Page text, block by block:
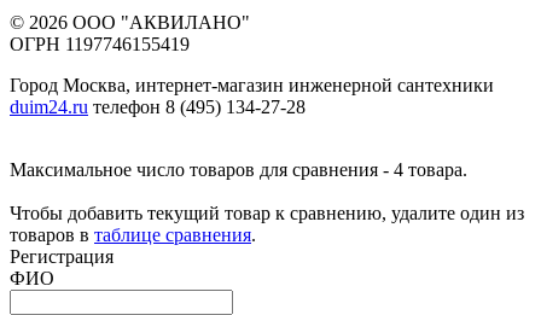
© 2026 ООО "АКВИЛАНО"
ОГРН 1197746155419
Город Москва, интернет-магазин инженерной сантехники
duim24.ru телефон 8 (495) 134-27-28
Максимальное число товаров для сравнения - 4 товара.
Чтобы добавить текущий товар к сравнению, удалите один из
товаров в таблице сравнения.
Регистрация
ФИО